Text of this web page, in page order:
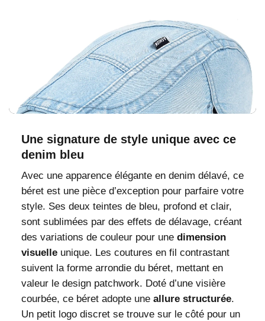
Une signature de style unique avec ce
denim bleu
Avec une apparence élégante en denim délavé, ce
béret est une pièce d’exception pour parfaire votre
style. Ses deux teintes de bleu, profond et clair,
sont sublimées par des effets de délavage, créant
des variations de couleur pour une dimension
visuelleunique. Les coutures en fil contrastant
suivent la forme arrondie du béret, mettant en
valeur le design patchwork. Doté d’une visière
courbée, ce béret adopte une allure structurée.
Un petit logo discret se trouve sur le côté pour un